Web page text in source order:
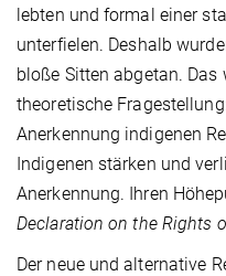
lebten und formal einer
unterfielen. Deshalb
bloße Sitten abgetan.
theoretische
Anerkennung indigenen
Indigenen stärken und
Anerkennung. Ihren
Declaration on the Rights
Der neue und alternative